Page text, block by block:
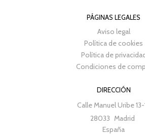
PÁGINAS LEGALES
Aviso legal
Política de cookies
Política de
Condiciones de
DIRECCIÓN
Calle Manuel Uribe 13-
28033 Madrid
España